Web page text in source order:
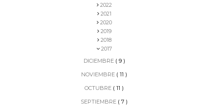
2022
2021
2020
2019
2018
2017
DICIEMBRE ( 9 )
NOVIEMBRE ( 11 )
OCTUBRE ( 11 )
SEPTIEMBRE ( 7 )